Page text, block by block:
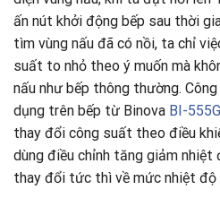
ấn nút khởi động bếp sau thời
tìm vùng nấu đã có nồi, ta chỉ
suất to nhỏ theo ý muốn mà
nấu như bếp thông thường. Công
dụng trên bếp từ Binova BI-
thay đổi công suất theo điều
dùng điều chỉnh tăng giảm nhiệt
thay đổi tức thì về mức nhiệt độ